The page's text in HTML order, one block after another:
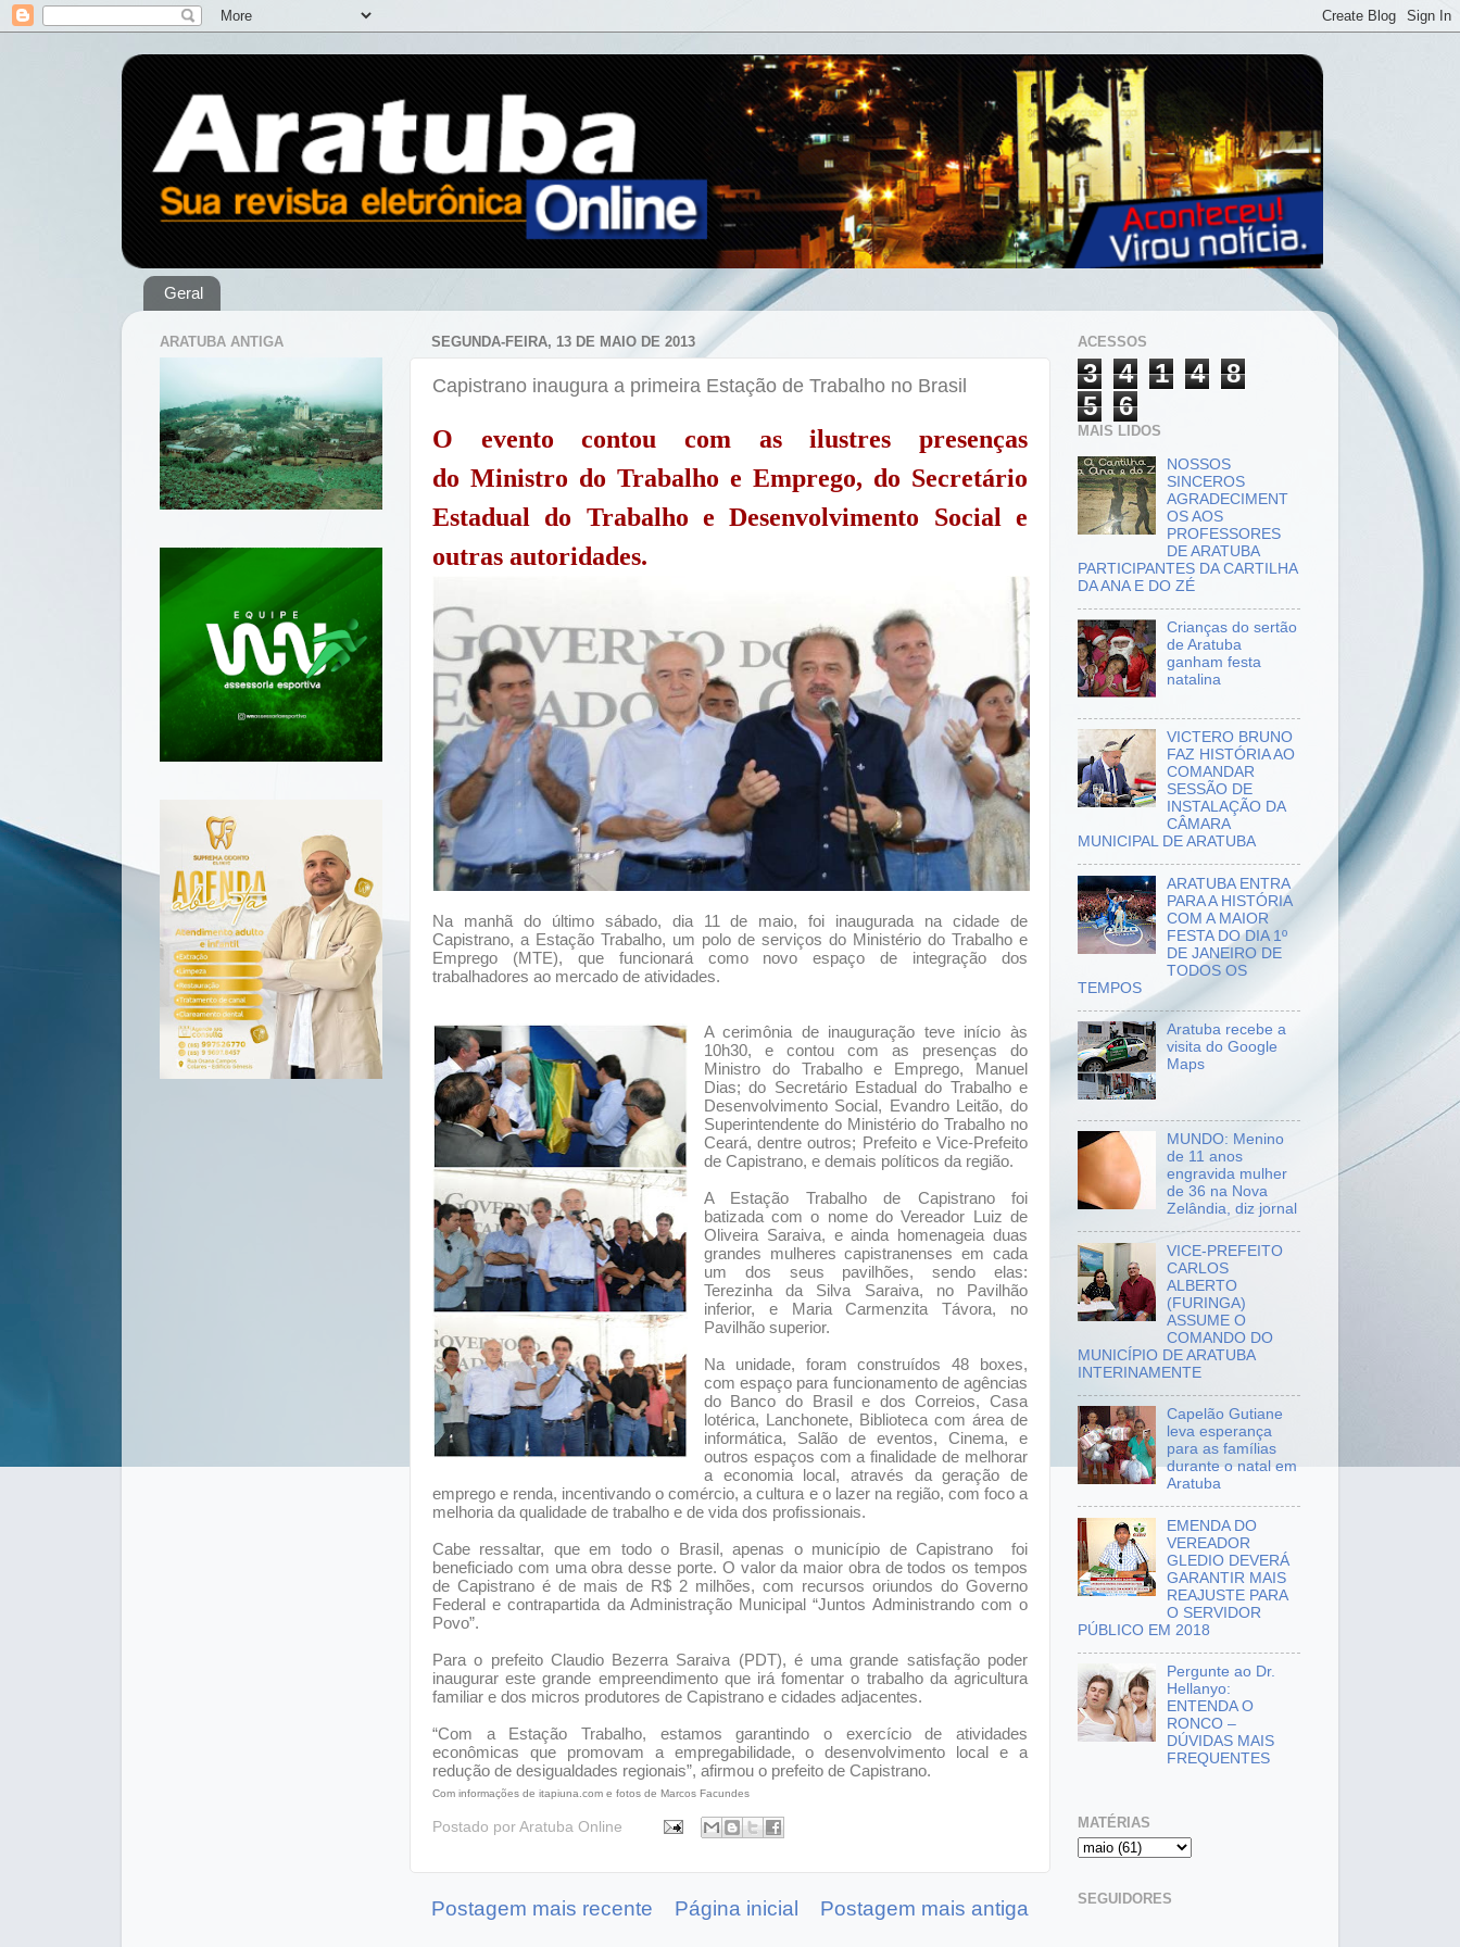
Geral
SEGUNDA-FEIRA, 13 DE MAIO DE 2013
Capistrano inaugura a primeira Estação de Trabalho no Brasil
O evento contou com as ilustres presenças
do Ministro do Trabalho e Emprego, do Secretário
Estadual do Trabalho e Desenvolvimento Social e
outras autoridades.
Na manhã do último sábado, dia 11 de maio, foi inaugurada na cidade de
Capistrano, a Estação Trabalho, um polo de serviços do Ministério do Trabalho e
Emprego (MTE), que funcionará como novo espaço de integração dos
trabalhadores ao mercado de atividades.
A cerimônia de inauguração teve início às
10h30, e contou com as presenças do
Ministro do Trabalho e Emprego, Manuel
Dias; do Secretário Estadual do Trabalho e
Desenvolvimento Social, Evandro Leitão, do
Superintendente do Ministério do Trabalho no
Ceará, dentre outros; Prefeito e Vice-Prefeito
de Capistrano, e demais políticos da região.
A Estação Trabalho de Capistrano foi
batizada com o nome do Vereador Luiz de
Oliveira Saraiva, e ainda homenageia duas
grandes mulheres capistranenses em cada
um dos seus pavilhões, sendo elas:
Terezinha da Silva Saraiva, no Pavilhão
inferior, e Maria Carmenzita Távora, no
Pavilhão superior.
Na unidade, foram construídos 48 boxes,
com espaço para funcionamento de agências
do Banco do Brasil e dos Correios, Casa
lotérica, Lanchonete, Biblioteca com área de
informática, Salão de eventos, Cinema, e
outros espaços com a finalidade de melhorar
a economia local, através da geração de
emprego e renda, incentivando o comércio, a cultura e o lazer na região, com foco a
melhoria da qualidade de trabalho e de vida dos profissionais.
Cabe ressaltar, que em todo o Brasil, apenas o município de Capistrano foi
beneficiado com uma obra desse porte. O valor da maior obra de todos os tempos
de Capistrano é de mais de R$ 2 milhões, com recursos oriundos do Governo
Federal e contrapartida da Administração Municipal “Juntos Administrando com o
Povo”.
Para o prefeito Claudio Bezerra Saraiva (PDT), é uma grande satisfação poder
inaugurar este grande empreendimento que irá fomentar o trabalho da agricultura
familiar e dos micros produtores de Capistrano e cidades adjacentes.
“Com a Estação Trabalho, estamos garantindo o exercício de atividades
econômicas que promovam a empregabilidade, o desenvolvimento local e a
redução de desigualdades regionais”, afirmou o prefeito de Capistrano.
Com informações de itapiuna.com e fotos de Marcos Facundes
Postado por Aratuba Online
Postagem mais recente Postagem mais antiga
Página inicial
ARATUBA ANTIGA ACESSOS
3 4 1 4
8
5
6
MAIS LIDOS
NOSSOS
SINCEROS
AGRADECIMENT
OS AOS
PROFESSORES
DE ARATUBA
PARTICIPANTES DA CARTILHA
DA ANA E DO ZÉ
Crianças do sertão
de Aratuba
ganham festa
natalina
VICTERO BRUNO
FAZ HISTÓRIA AO
COMANDAR
SESSÃO DE
INSTALAÇÃO DA
CÂMARA
MUNICIPAL DE ARATUBA
ARATUBA ENTRA
PARA A HISTÓRIA
COM A MAIOR
FESTA DO DIA 1º
DE JANEIRO DE
TODOS OS
TEMPOS
Aratuba recebe a
visita do Google
Maps
MUNDO: Menino
de 11 anos
engravida mulher
de 36 na Nova
Zelândia, diz jornal
VICE-PREFEITO
CARLOS
ALBERTO
(FURINGA)
ASSUME O
COMANDO DO
MUNICÍPIO DE ARATUBA
INTERINAMENTE
Capelão Gutiane
leva esperança
para as famílias
durante o natal em
Aratuba
EMENDA DO
VEREADOR
GLEDIO DEVERÁ
GARANTIR MAIS
REAJUSTE PARA
O SERVIDOR
PÚBLICO EM 2018
Pergunte ao Dr.
Hellanyo:
ENTENDA O
RONCO –
DÚVIDAS MAIS
FREQUENTES
MATÉRIAS
SEGUIDORES